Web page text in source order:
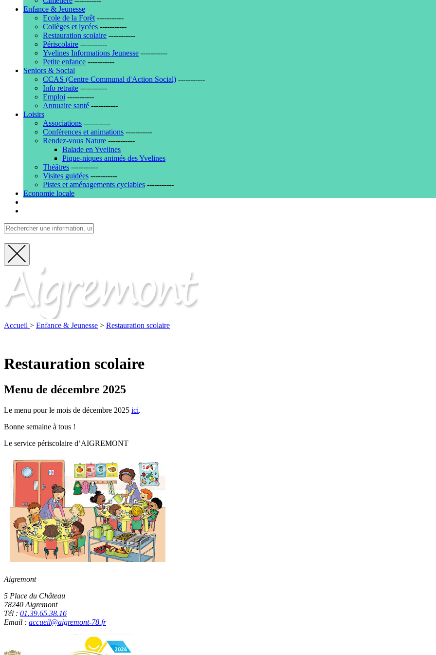
Enfance & Jeunesse
Ecole de la Forêt -----------
Collèges et lycées -----------
Restauration scolaire -----------
Périscolaire -----------
Yvelines Informations Jeunesse -----------
Petite enfance -----------
Seniors & Social
CCAS (Centre Communal d'Action Social) -----------
Info retraite -----------
Emploi -----------
Annuaire santé -----------
Loisirs
Associations -----------
Conférences et animations -----------
Rendez-vous Nature -----------
Balade en Yvelines
Pique-niques animés des Yvelines
Théâtres -----------
Visites guidées -----------
Pistes et aménagements cyclables -----------
Economie locale
Fermer
recherche
Accueil > Enfance & Jeunesse > Restauration scolaire
Restauration scolaire
Menu de décembre 2025
Le menu pour le mois de décembre 2025 ici.
Bonne semaine à tous !
Le service périscolaire d’AIGREMONT
Aigremont
5 Place du Château
78240 Aigremont
Tél : 01.39.65.38.16
Email : accueil@aigremont-78.fr